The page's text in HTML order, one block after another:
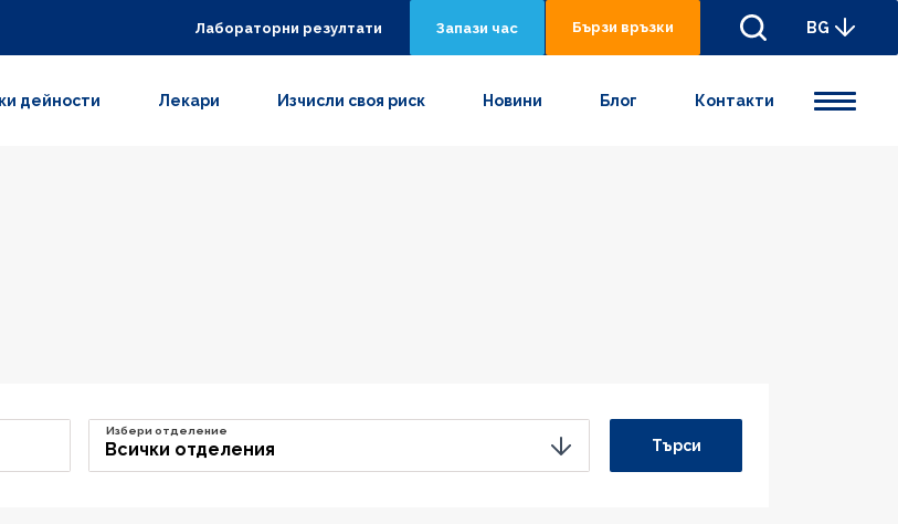
Лабораторни резултати Запази час Бързи връзки BG
дейности Лекари Изчисли своя риск Новини Блог Контакти
Всички отделения
Избери отделение
Търси